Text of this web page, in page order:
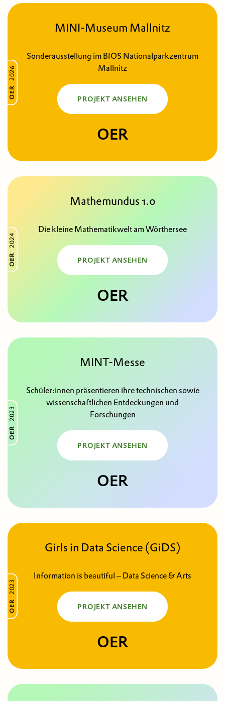
OER
2026
MINI-Museum Mallnitz
Sonderausstellung im BIOS Nationalparkzentrum
Mallnitz
PROJEKT ANSEHEN
OER
OER
2024
Mathemundus 1.0
Die kleine Mathematikwelt am Wörthersee
PROJEKT ANSEHEN
OER
OER
2023
MINT-Messe
Schüler:innen präsentieren ihre technischen sowie
wissenschaftlichen Entdeckungen und
Forschungen
PROJEKT ANSEHEN
OER
OER
2023
Girls in Data Science (GiDS)
Information is beautiful – Data Science & Arts
PROJEKT ANSEHEN
OER